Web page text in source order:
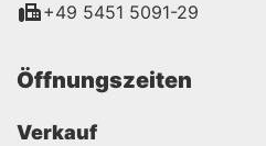
+49 5451 5091-29
Öffnungszeiten
Verkauf